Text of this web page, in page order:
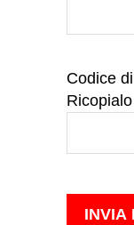
Codice